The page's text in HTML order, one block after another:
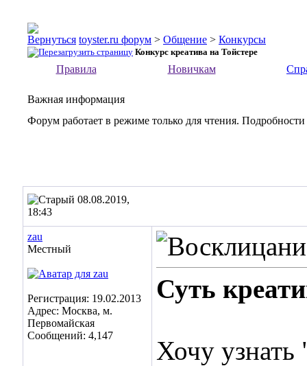
toyster.ru форум > Общение > Конкурсы
Конкурс креатива на Тойстере
Правила Новичкам
Важная информация
Форум работает в режиме только для чтения.
08.08.2019,
18:43
zau
Местный
Регистрация: 19.02.2013
Адрес: Москва, м.
Первомайская
Сообщений: 4,147
Суть
Хочу